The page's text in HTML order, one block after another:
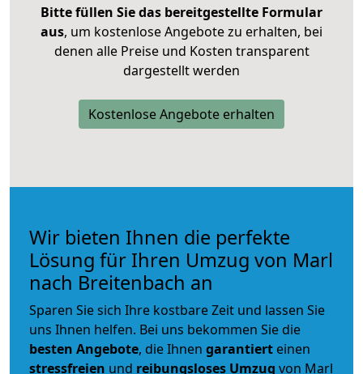
Bitte füllen Sie das bereitgestellte Formular
aus, um kostenlose Angebote zu erhalten, bei
denen alle Preise und Kosten transparent
dargestellt werden
Kostenlose Angebote erhalten
Wir bieten Ihnen die perfekte
Lösung für Ihren Umzug von Marl
nach Breitenbach an
Sparen Sie sich Ihre kostbare Zeit und lassen Sie
uns Ihnen helfen. Bei uns bekommen Sie die
besten Angebote, die Ihnen garantiert einen
stressfreien und reibungsloses Umzug von Marl